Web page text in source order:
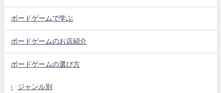
ボードゲームで学ぶ
ボードゲームのお店紹介
ボードゲームの選び方
ジャンル別